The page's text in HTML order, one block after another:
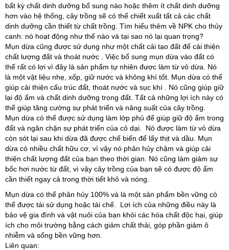
bất kỳ chất dinh dưỡng bổ sung nào hoặc thêm ít chất dinh dưỡng
hơn vào hệ thống, cây trồng sẽ có thể chiết xuất tất cả các chất
dinh dưỡng cần thiết từ chất trồng. Tìm hiểu thêm về NPK cho thủy
canh: nó hoạt động như thế nào và tại sao nó lại quan trọng?
Mụn dừa cũng được sử dụng như một chất cải tạo đất để cải thiện
chất lượng đất và thoát nước . Việc bổ sung mụn dừa vào đất có
thể rất có lợi vì đây là sản phẩm tự nhiên được làm từ vỏ dừa. Nó
là một vật liệu nhẹ, xốp, giữ nước và không khí tốt. Mụn dừa có thể
giúp cải thiện cấu trúc đất, thoát nước và sục khí . Nó cũng giúp giữ
lại độ ẩm và chất dinh dưỡng trong đất. Tất cả những lợi ích này có
thể giúp tăng cường sự phát triển và năng suất của cây trồng.
Mụn dừa có thể được sử dụng làm lớp phủ để giúp giữ độ ẩm trong
đất và ngăn chặn sự phát triển của cỏ dại. Nó được làm từ vỏ dừa
còn sót lại sau khi dừa đã được chế biến để lấy thịt và dầu. Mụn
dừa có nhiều chất hữu cơ, vì vậy nó phân hủy chậm và giúp cải
thiện chất lượng đất của bạn theo thời gian. Nó cũng làm giảm sự
bốc hơi nước từ đất, vì vậy cây trồng của bạn sẽ có được độ ẩm
cần thiết ngay cả trong thời tiết khô và nóng.
Mụn dừa có thể phân hủy 100% và là một sản phẩm bền vững có
thể được tái sử dụng hoặc tái chế. Lợi ích của những điều này là
bảo vệ gia đình và vật nuôi của bạn khỏi các hóa chất độc hại, giúp
ích cho môi trường bằng cách giảm chất thải, góp phần giảm ô
nhiễm và sống bền vững hơn.
Liên quan: